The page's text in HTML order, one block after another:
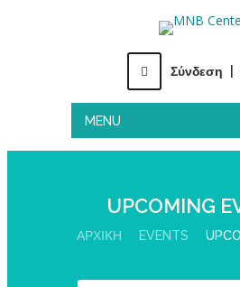
Σύνδεση
MENU
UPCOMING
ΑΡΧΙΚΉ EVENTS